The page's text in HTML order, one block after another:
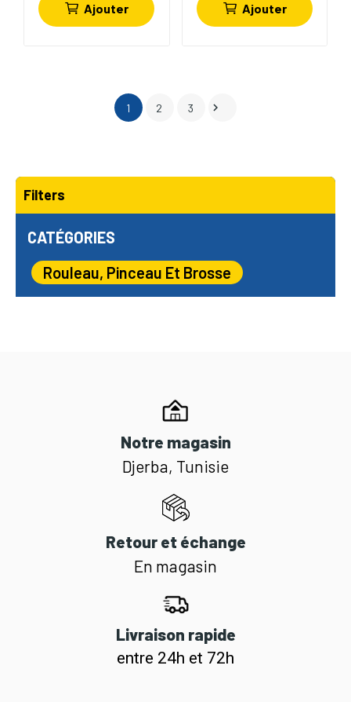
Filters
CATÉGORIES
Rouleau, Pinceau Et Brosse
Ajouter Ajouter
1 2 3 
Notre magasin
Djerba, Tunisie
Retour et échange
En magasin
Livraison rapide
entre 24h et 72h